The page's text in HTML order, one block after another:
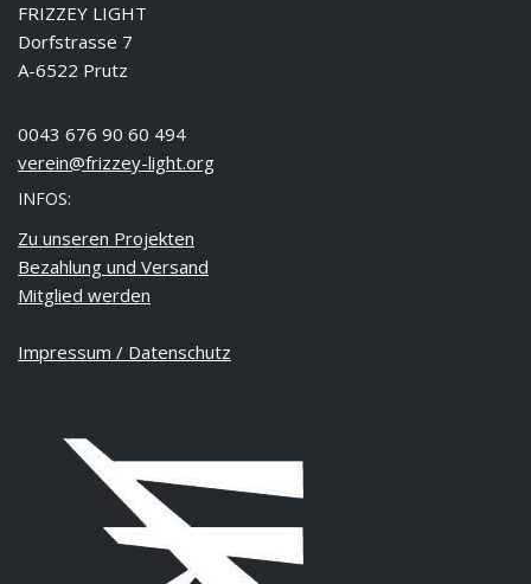
FRIZZEY LIGHT
Dorfstrasse 7
A-6522 Prutz
0043 676 90 60 494
verein@frizzey-light.org
INFOS:
Zu unseren Projekten
Bezahlung und Versand
Mitglied werden
Impressum / Datenschutz